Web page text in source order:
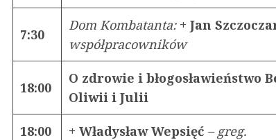
7:30
Dom Kombatanta: + Jan
współpracowników
18:00
O zdrowie i błogosławieństwo
Oliwii i Julii
18:00 + Władysław Wepsięć – greg.